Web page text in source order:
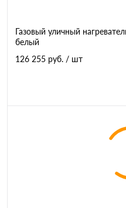
Газовый уличный
белый
126 255 руб. / шт